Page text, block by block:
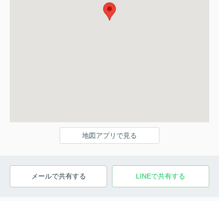
地図アプリで見る
メールで共有する LINEで共有する